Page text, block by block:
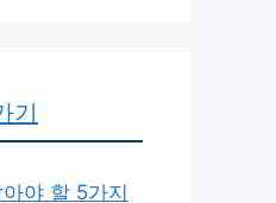
기
야 할 5가지